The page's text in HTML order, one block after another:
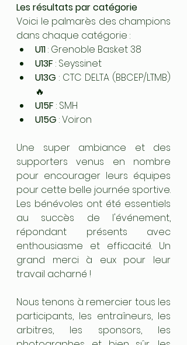
Les résultats par catégorie
Voici le palmarès des champions
dans chaque catégorie :
U11 : Grenoble Basket 38
U13F : Seyssinet
U13G : CTC DELTA (BBCEP/LTMB)
🔥
U15F : SMH
U15G : Voiron
Une super ambiance et des
supporters venus en nombre
pour encourager leurs équipes
pour cette belle journée sportive.
Les bénévoles ont été essentiels
au succès de l'événement,
répondant présents avec
enthousiasme et efficacité. Un
grand merci à eux pour leur
travail acharné !
Nous tenons à remercier tous les
participants, les entraîneurs, les
arbitres, les sponsors, les